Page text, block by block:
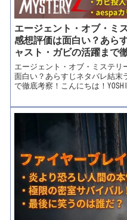
エージェント・オブ・
感想評価は面白い？あら
ャスト・ガビの活躍まで
エージェント・オブ・ミステ
面白い？あらすじネタバレ結末
で徹底考察！こんにちは！
が、圧倒的なスケールアップ
ズ・プラン』のチョン・ジョ
大型ミステリー・アドベンチャ
へと舞台を移し、さらに過酷
ント・オブ・ミステリー シー
즌2 / Agents of Mystery
話は短すぎる！」という贅沢な
作。今回はなんと全9話へと大
セットではなく「村を一つ丸
前代未聞のロケーションが用
ってどんな人？」「今回はど
の？」「カリナの活躍をもっ
SNSでは期待の感想や先行評